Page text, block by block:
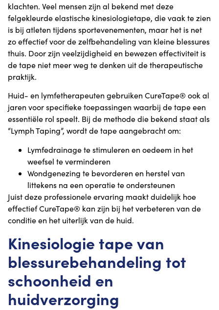
klachten. Veel mensen zijn al bekend met deze
felgekleurde elastische kinesiologietape, die vaak te zien
is bij atleten tijdens sportevenementen, maar het is net
zo effectief voor de zelfbehandeling van kleine blessures
thuis. Door zijn veelzijdigheid en bewezen effectiviteit is
de tape niet meer weg te denken uit de therapeutische
praktijk.
Huid- en lymfetherapeuten gebruiken CureTape® ook al
jaren voor specifieke toepassingen waarbij de tape een
essentiële rol speelt. Bij de methode die bekend staat als
“Lymph Taping”, wordt de tape aangebracht om:
Lymfedrainage te stimuleren en oedeem in het
weefsel te verminderen
Wondgenezing te bevorderen en herstel van
littekens na een operatie te ondersteunen
Juist deze professionele ervaring maakt duidelijk hoe
effectief CureTape® kan zijn bij het verbeteren van de
conditie en het uiterlijk van de huid.
Kinesiologie tape van
blessurebehandeling tot
schoonheid en
huidverzorging